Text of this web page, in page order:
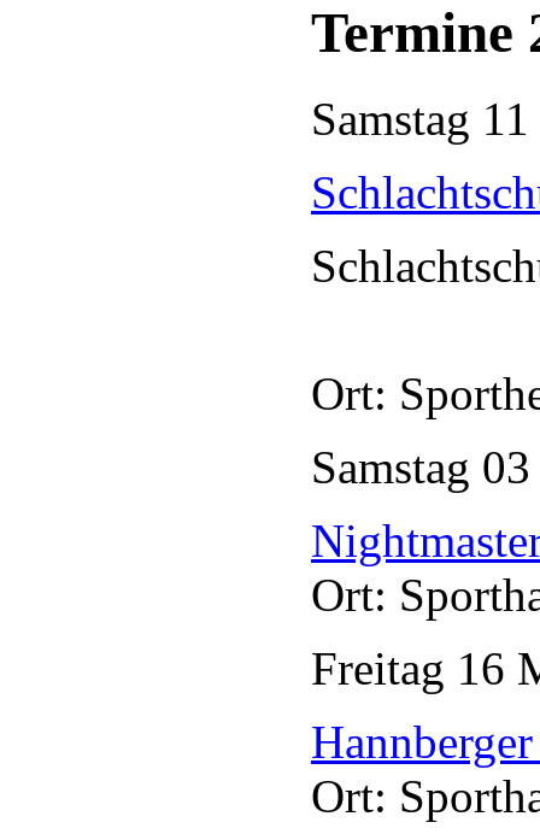
Termine
Samstag 11
Ort:
Samstag
Ort:
Freitag 16
Ort: